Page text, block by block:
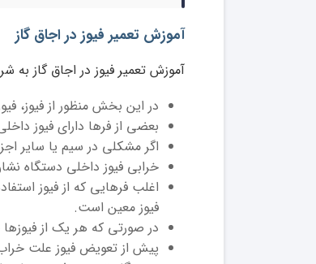
آموزش تعمیر فیوز در اجاق گاز
آموزش تعمیر فیوز در اجاق گاز به
در این بخش منظور از فیوز،
بعضی از فرها دارای فیوز
اگر مشکلی در سیم یا سایر
خرابی فیوز داخلی دستگاه
اغلب فرهایی که از فیوز
فیوز معین است.
در صورتی که هر یک از
پیش از تعویض فیوز علت